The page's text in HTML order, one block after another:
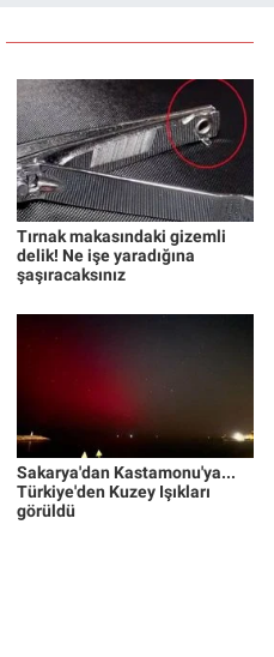
Tırnak makasındaki gizemli
delik! Ne işe yaradığına
şaşıracaksınız
Sakarya'dan Kastamonu'ya...
Türkiye'den Kuzey Işıkları
görüldü